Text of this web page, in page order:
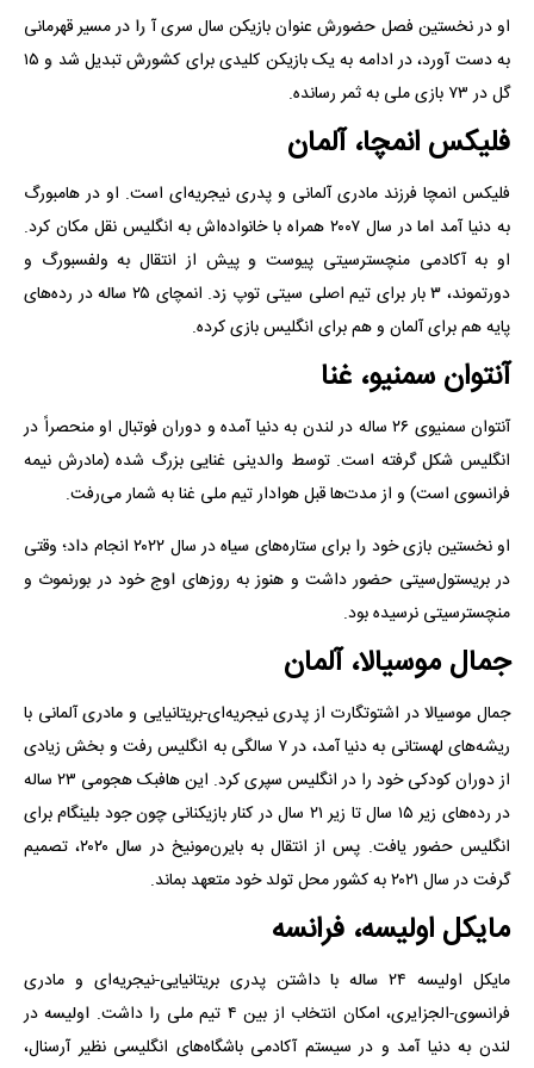
او در نخستین فصل حضورش عنوان بازیکن سال سری آ را در مسیر قهرمانی
به دست آورد، در ادامه به یک بازیکن کلیدی برای کشورش تبدیل شد و ۱۵
گل در ۷۳ بازی ملی به ثمر رسانده.
فلیکس انمچا، آلمان
فلیکس انمچا فرزند مادری آلمانی و پدری نیجریه‌ای است. او در هامبورگ
به دنیا آمد اما در سال ۲۰۰۷ همراه با خانواده‌اش به انگلیس نقل مکان کرد.
او به آکادمی منچسترسیتی پیوست و پیش از انتقال به ولفسبورگ و
دورتموند، ۳ بار برای تیم اصلی سیتی توپ زد. انمچای ۲۵ ساله در رده‌های
پایه هم برای آلمان و هم برای انگلیس بازی کرده.
آنتوان سمنیو، غنا
آنتوان سمنیوی ۲۶ ساله در لندن به دنیا آمده و دوران فوتبال او منحصراً در
انگلیس شکل گرفته است. توسط والدینی غنایی بزرگ شده (مادرش نیمه
فرانسوی است) و از مدت‌ها قبل هوادار تیم ملی غنا به شمار می‌رفت.
او نخستین بازی خود را برای ستاره‌های سیاه در سال ۲۰۲۲ انجام داد؛ وقتی
در بریستول‌سیتی حضور داشت و هنوز به روزهای اوج خود در بورنموث و
منچسترسیتی نرسیده بود.
جمال موسیالا، آلمان
جمال موسیالا در اشتوتگارت از پدری نیجریه‌ای‌-بریتانیایی و مادری آلمانی با
ریشه‌های لهستانی به دنیا آمد، در ۷ سالگی به انگلیس رفت و بخش زیادی
از دوران کودکی خود را در انگلیس سپری کرد. این هافبک هجومی ۲۳ ساله
در رده‌های زیر ۱۵ سال تا زیر ۲۱ سال در کنار بازیکنانی چون جود بلینگام برای
انگلیس حضور یافت. پس از انتقال به بایرن‌مونیخ در سال ۲۰۲۰، تصمیم
گرفت در سال ۲۰۲۱ به کشور محل تولد خود متعهد بماند.
مایکل اولیسه، فرانسه
مایکل اولیسه ۲۴ ساله با داشتن پدری بریتانیایی‌-نیجریه‌ای و مادری
فرانسوی‌-الجزایری، امکان انتخاب از بین ۴ تیم ملی را داشت. اولیسه در
لندن به دنیا آمد و در سیستم آکادمی باشگاه‌های انگلیسی نظیر آرسنال،